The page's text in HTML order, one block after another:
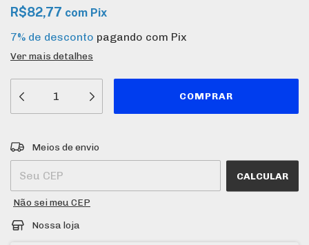
R$82,77 com Pix
7% de desconto pagando com Pix
Ver mais detalhes
Entregas para o CEP:
Meios de envio
CALCULAR
Não sei meu CEP
Nossa loja